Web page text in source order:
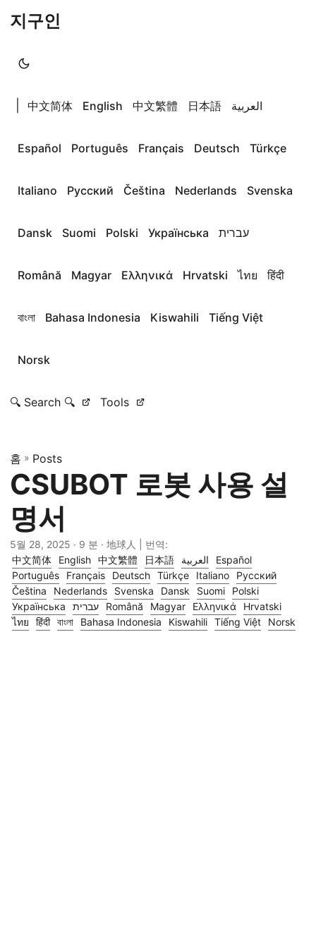
지구인
中文简体 English 中文繁體 日本語 العربية
Español Português Français Deutsch Türkçe
Italiano Русский Čeština Nederlands Svenska
Dansk Suomi Polski Українська עברית
Română Magyar Ελληνικά Hrvatski ไทย हिंदी
বাংলা Bahasa Indonesia Kiswahili Tiếng Việt
Norsk
🔍 Search 🔍 Tools
홈 » Posts
CSUBOT 로봇 사용 설
명서
5월 28, 2025 · 9 분 · 地球人 | 번역:
中文简体
English 中文繁體 日本語 العربية
Español
Português
Français Deutsch Türkçe Italiano
Русский
Čeština
Nederlands Svenska Dansk Suomi
Polski
Українська
עברית Română Magyar Ελληνικά
Hrvatski
ไทย
हिंदी বাংলা Bahasa Indonesia Kiswahili Tiếng Việt Norsk